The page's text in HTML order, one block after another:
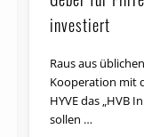
investiert
Raus aus
Kooperation mit
HYVE das „HVB
sollen …